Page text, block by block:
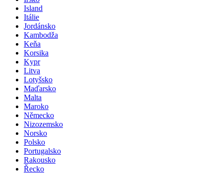
Irsko
Island
Itálie
Jordánsko
Kambodža
Keňa
Korsika
Kypr
Litva
Lotyšsko
Maďarsko
Malta
Maroko
Německo
Nizozemsko
Norsko
Polsko
Portugalsko
Rakousko